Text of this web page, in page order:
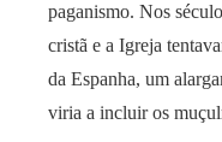
paganismo. Nos
cristã e a Igreja
da Espanha, um
viria a incluir os